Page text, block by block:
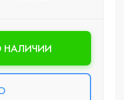
НАЛИЧИИ